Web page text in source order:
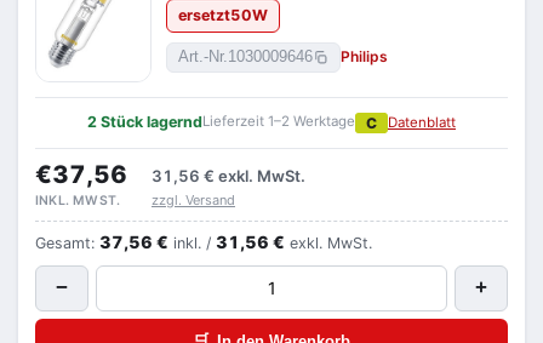
ersetzt50W
Art.-Nr.1030009646 Philips
2 Stück lagerndLieferzeit 1–2 Werktage C Datenblatt
€37,56 31,56 € exkl. MwSt.
INKL. MWST. zzgl. Versand
Gesamt: 37,56 € inkl. / 31,56 € exkl. MwSt.
− +